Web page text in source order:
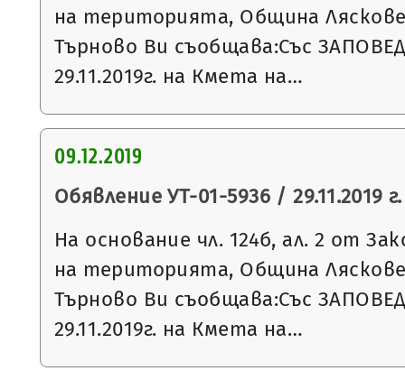
на територията, Община
Търново Ви съобщава:Със
29.11.2019г. на Кмета на…
09.12.2019
Обявление УТ-01-5936 / 29.11.2019 г.
На основание чл. 124б, ал. 2 от
на територията, Община
Търново Ви съобщава:Със
29.11.2019г. на Кмета на…